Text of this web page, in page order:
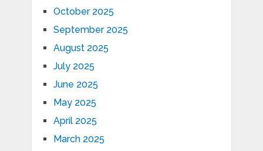
October 2025
September 2025
August 2025
July 2025
June 2025
May 2025
April 2025
March 2025